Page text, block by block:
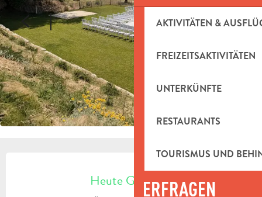
AKTIVITÄTEN &
FREIZEITSAKTIVITÄTEN
UNTERKÜNFTE
RESTAURANTS
TOURISMUS UND
ERFRAGEN
ÖFFNUNGSZEITEN &
Heute Geöffnet